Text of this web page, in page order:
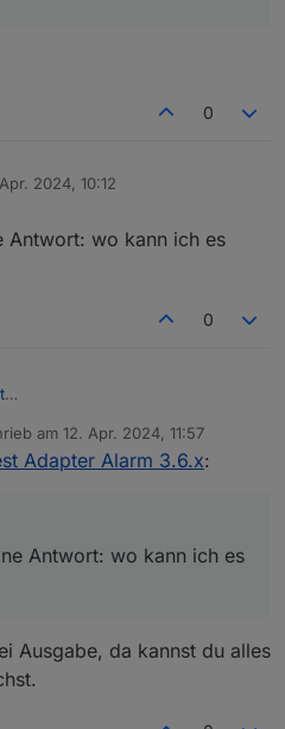
0
2024, 10:12
Antwort: wo kann ich es
0
am 12. Apr. 2024, 11:57
editiert von
Adapter Alarm 3.6.x:
Antwort: wo kann ich es
Ausgabe, da kannst du alles